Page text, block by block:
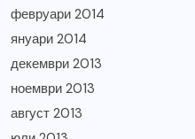
февруари 2014
януари 2014
декември 2013
ноември 2013
август 2013